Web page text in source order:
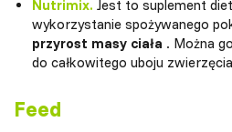
Nutrimix. Jest to suplement
wykorzystanie spożywanego
przyrost masy ciała . Można
do całkowitego uboju zwierzęcia
Feed